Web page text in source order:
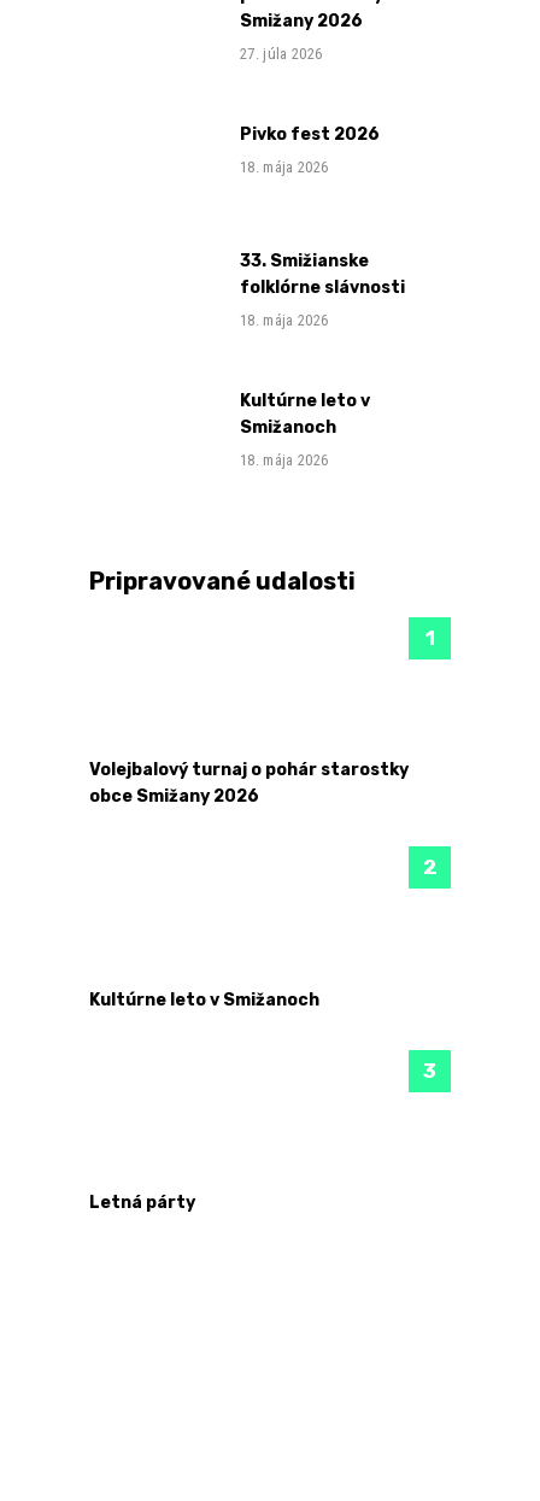
Smižany 2026
27. júla 2026
Pivko fest 2026
18. mája 2026
33. Smižianske
folklórne slávnosti
18. mája 2026
Kultúrne leto v
Smižanoch
18. mája 2026
Pripravované udalosti
Volejbalový turnaj o pohár starostky
obce Smižany 2026
Kultúrne leto v Smižanoch
Letná párty